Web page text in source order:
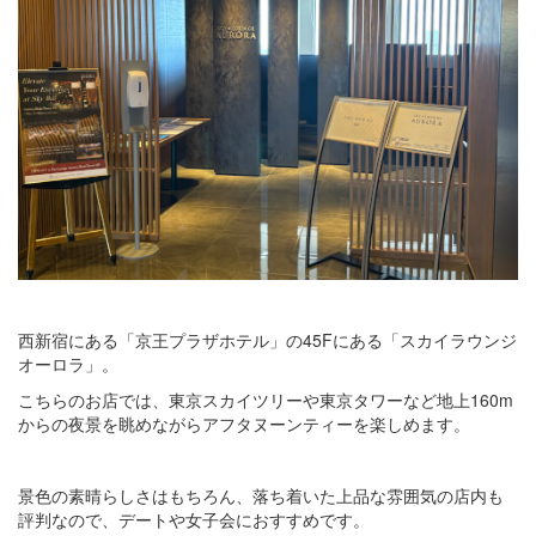
西新宿にある「京王プラザホテル」の45Fにある「スカイラウンジ
オーロラ」。
こちらのお店では、東京スカイツリーや東京タワーなど地上160m
からの夜景を眺めながらアフタヌーンティーを楽しめます。
景色の素晴らしさはもちろん、落ち着いた上品な雰囲気の店内も
評判なので、デートや女子会におすすめです。